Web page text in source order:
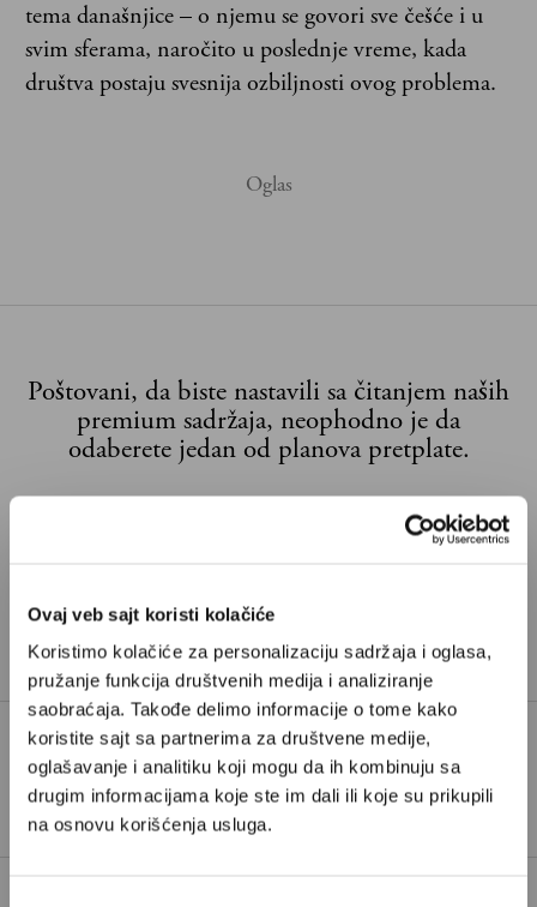
Ovaj veb sajt koristi kolačiće
Koristimo kolačiće za personalizaciju sadržaja i oglasa,
pružanje funkcija društvenih medija i analiziranje
saobraćaja. Takođe delimo informacije o tome kako
koristite sajt sa partnerima za društvene medije,
oglašavanje i analitiku koji mogu da ih kombinuju sa
drugim informacijama koje ste im dali ili koje su prikupili
na osnovu korišćenja usluga.
tema današnjice – o njemu se govori sve češće i u
svim sferama, naročito u poslednje vreme, kada
društva postaju svesnija ozbiljnosti ovog problema.
Poštovani, da biste nastavili sa čitanjem naših
premium sadržaja, neophodno je da
odaberete jedan od planova pretplate.
Nikolina Ilićje novinarka Velikih priča.
TAGOVI: ANKSIOZNOST UNICEF